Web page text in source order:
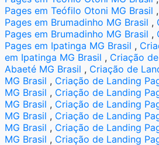
Pages em Teófilo Otoni MG Brasil ,
Pages em Brumadinho MG Brasil ,
Pages em Brumadinho MG Brasil ,
Pages em Ipatinga MG Brasil ,
em Ipatinga MG Brasil , Criação
Abaeté MG Brasil , Criação de
MG Brasil , Criação de Landing
MG Brasil , Criação de Landing
MG Brasil , Criação de Landing
MG Brasil , Criação de Landing
MG Brasil , Criação de Landing
MG Brasil , Criação de Landing